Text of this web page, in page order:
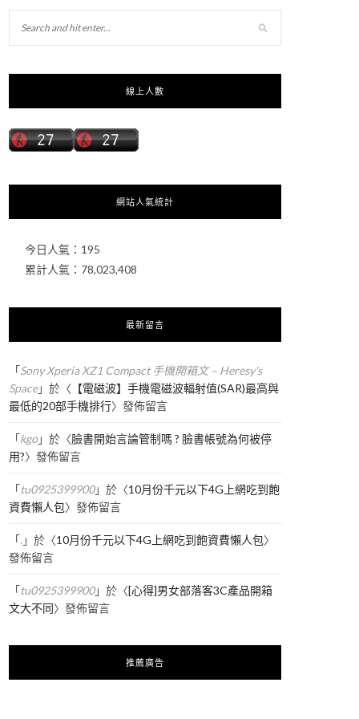
線上人數
網站人氣統計
今日人氣： 195
累計人氣： 78,023,408
最新留言
「Sony Xperia XZ1 Compact 手機開箱文 – Heresy's
Space」於〈 【電磁波】手機電磁波輻射值(SAR)最高與
最低的20部手機排行〉發佈留言
「kgo」於〈臉書開始言論管制嗎 ? 臉書帳號為何被停
用?〉發佈留言
「tu0925399900」於〈10月份千元以下4G上網吃到飽
資費懶人包〉發佈留言
「.」於〈10月份千元以下4G上網吃到飽資費懶人包〉
發佈留言
「tu0925399900」於〈[心得]男女部落客3C產品開箱
文大不同〉發佈留言
推薦廣告